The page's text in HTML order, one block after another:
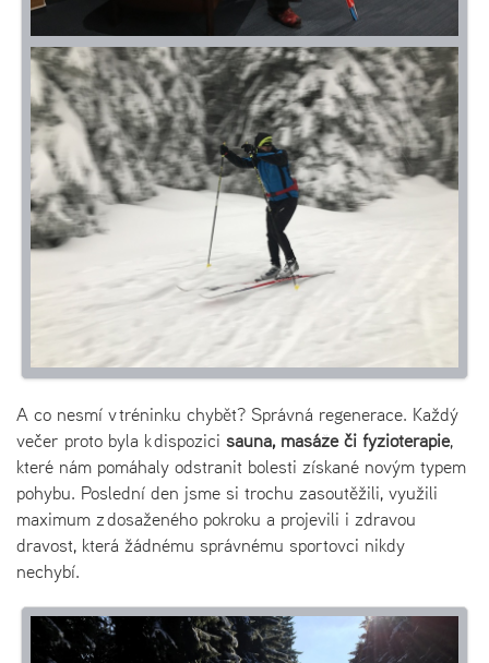
A co nesmí v tréninku chybět? Správná regenerace. Každý
večer proto byla k dispozici sauna, masáže či fyzioterapie,
které nám pomáhaly odstranit bolesti získané novým typem
pohybu. Poslední den jsme si trochu zasoutěžili, využili
maximum z dosaženého pokroku a projevili i zdravou
dravost, která žádnému správnému sportovci nikdy
nechybí.